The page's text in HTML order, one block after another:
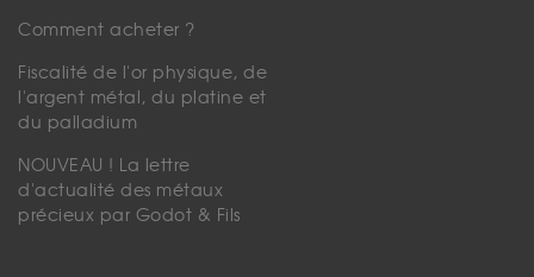
Comment acheter ?
Fiscalité de l'or physique, de
l'argent métal, du platine et
du palladium
NOUVEAU ! La lettre
d'actualité des métaux
précieux par Godot & Fils